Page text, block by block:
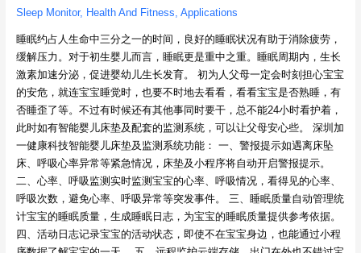
Sleep Monitor, Health And Fitness, Applications
睡眠约占人生命中三分之一的时间，良好的睡眠状况有助于消除疲劳，
缓解压力。对于初生婴儿而言，睡眠更是重中之重。睡眠周期内，生长
激素加速分泌，促进婴幼儿生长发育。 初为人父母一定会时刻担心宝宝
的安危，就连宝宝睡觉时，也要不时地去看看，看看宝宝是否熟睡，有
否睡歪了等。不过有时候还有其他事同时要干，总不能24小时看护着，
此时如有智能婴儿床垫及配套的监测系统，可以让父母安心些。 深圳加
一健康科技智能婴儿床垫及监测系统功能： 一、警报提示如遇离床坠
床、呼吸心率异常等紧急情况，床垫及小程序将自动开启警报提示。
二、心率、呼吸监测实时监测宝宝的心率、呼吸情况，看得见的心率、
呼吸次数，避免心率、呼吸异常等突发事件。 三、睡眠质量自动管理统
计宝宝的睡眠质量，生成睡眠日志，为宝宝的睡眠质量提供参考依据。
四、活动日志记录宝宝的活动状态，即使不在宝宝身边，也能通过小程